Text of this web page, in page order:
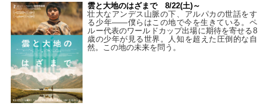
雲と大地のはざまで 8/22(土)～
壮大なアンデス山脈の下、アルパカの世話をす
る少年――僕らはこの地で今を生きている。ペ
ルー代表のワールドカップ出場に期待を寄せる8
歳の少年が見る世界。人知を超えた圧倒的な自
然。この地の未来を問う。